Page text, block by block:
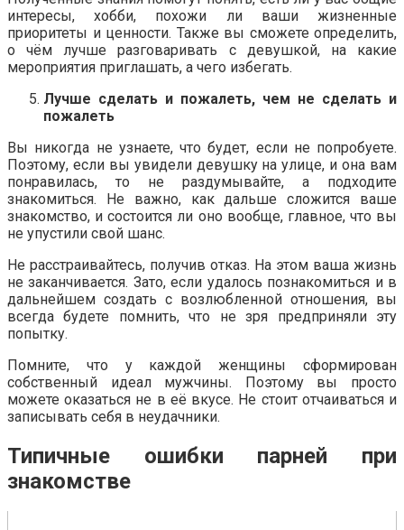
интересы, хобби, похожи ли ваши жизненные
приоритеты и ценности. Также вы сможете определить,
о чём лучше разговаривать с девушкой, на какие
мероприятия приглашать, а чего избегать.
Лучше сделать и пожалеть, чем не сделать и
пожалеть
Вы никогда не узнаете, что будет, если не попробуете.
Поэтому, если вы увидели девушку на улице, и она вам
понравилась, то не раздумывайте, а подходите
знакомиться. Не важно, как дальше сложится ваше
знакомство, и состоится ли оно вообще, главное, что вы
не упустили свой шанс.
Не расстраивайтесь, получив отказ. На этом ваша жизнь
не заканчивается. Зато, если удалось познакомиться и в
дальнейшем создать с возлюбленной отношения, вы
всегда будете помнить, что не зря предприняли эту
попытку.
Помните, что у каждой женщины сформирован
собственный идеал мужчины. Поэтому вы просто
можете оказаться не в её вкусе. Не стоит отчаиваться и
записывать себя в неудачники.
Типичные ошибки парней при
знакомстве